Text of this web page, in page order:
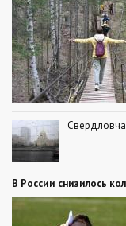
В России снизилось